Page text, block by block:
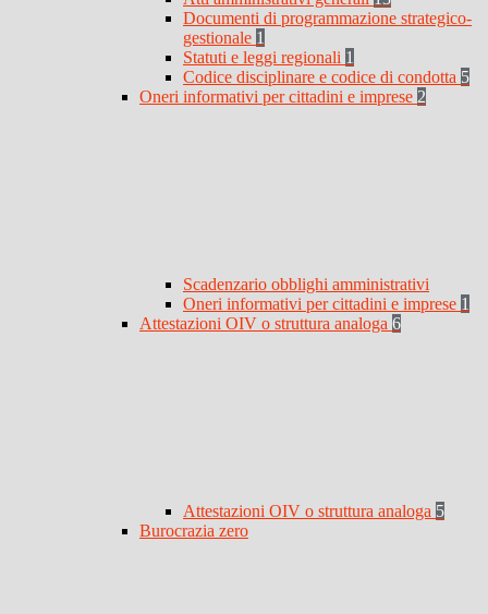
Documenti di programmazione strategico-
gestionale 1
Statuti e leggi regionali 1
Codice disciplinare e codice di condotta 5
Oneri informativi per cittadini e imprese 2
Scadenzario obblighi amministrativi
Oneri informativi per cittadini e imprese 1
Attestazioni OIV o struttura analoga 6
Attestazioni OIV o struttura analoga 5
Burocrazia zero